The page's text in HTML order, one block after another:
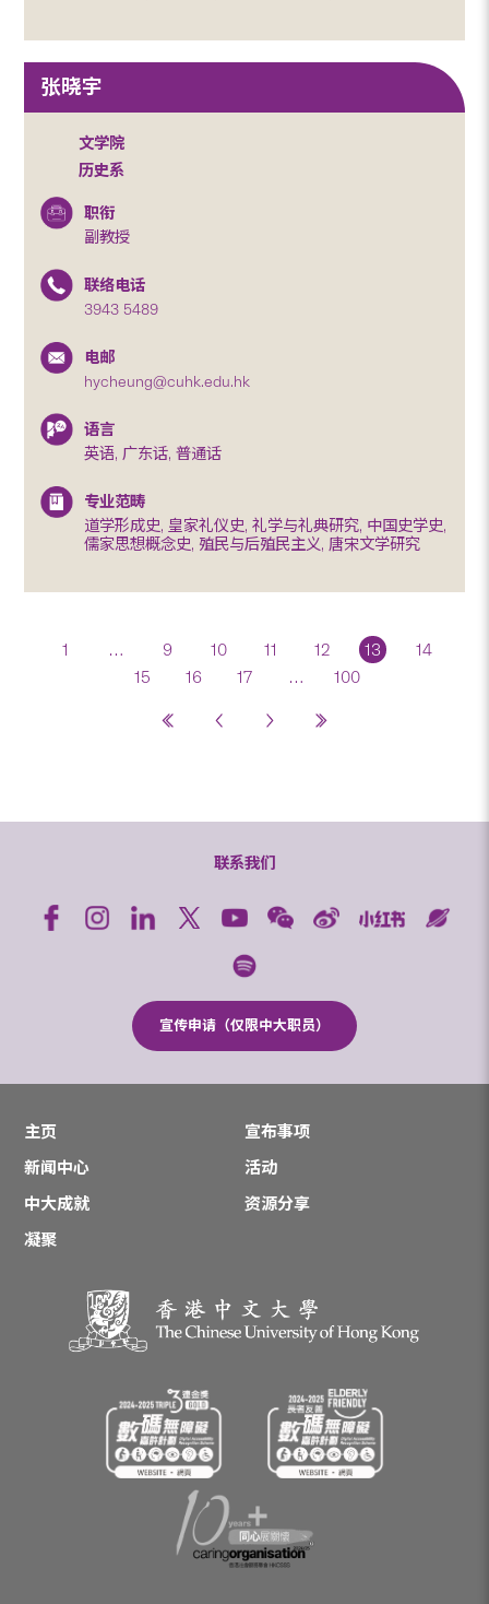
张晓宇
文学院
历史系
职衔
副教授
联络电话
3943 5489
电邮
hycheung@cuhk.edu.hk
语言
英语, 广东话, 普通话
专业范畴
道学形成史, 皇家礼仪史, 礼学与礼典研究, 中国史学史,
儒家思想概念史, 殖民与后殖民主义, 唐宋文学研究
1 … 9 10 11 12 13
14
15
16 17 … 100
联系我们
宣传申请（仅限中大职员）
主页
宣布事项
新闻中心
活动
中大成就
资源分享
凝聚